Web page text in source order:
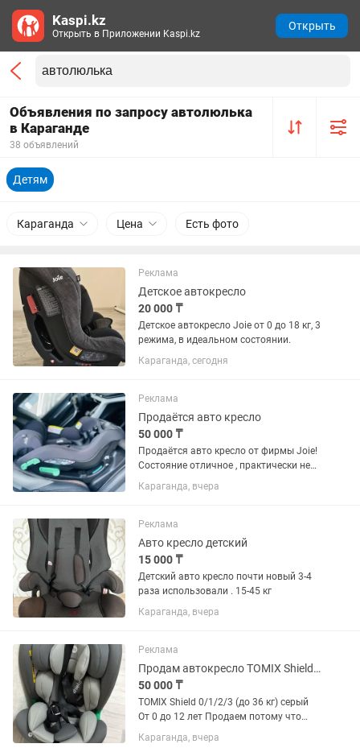
Объявления по запросу автолюлька
в Караганде
38 объявлений
Детям
Караганда Цена Есть фото
Реклама
Детское автокресло
20 000 ₸
Детское автокресло Joie от 0 до 18 кг, 3
режима, в идеальном состоянии.
Караганда, сегодня
Реклама
Продаётся авто кресло
50 000 ₸
Продаётся авто кресло от фирмы Joie!
Состояние отличное , практически не
пользовались! Без потёртостей!
Караганда, вчера
Реклама
Авто кресло детский
15 000 ₸
Детский авто кресло почти новый 3-4
раза использовали . 15-45 кг
Караганда, вчера
Реклама
Продам автокресло TOMIX Shield 0/1/2/3 (до 36 кг) серый
50 000 ₸
TOMIX Shield 0/1/2/3 (до 36 кг) серый
От 0 до 12 лет Продаем потому что
дочь не сидит там Брали за 65 тыс В
идеальном состоянии Цена 50.000 +
Караганда, вчера
Kaspi.kz
Открыть в Приложении Kaspi.kz
Открыть